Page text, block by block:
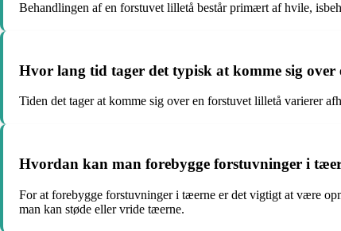
Behandlingen af en forstuvet lilletå består primært af hvile,
Hvor lang tid tager det typisk at komme sig over
Tiden det tager at komme sig over en forstuvet lilletå varierer
Hvordan kan man forebygge forstuvninger i
For at forebygge forstuvninger i tæerne er det vigtigt at være
man kan støde eller vride tæerne.